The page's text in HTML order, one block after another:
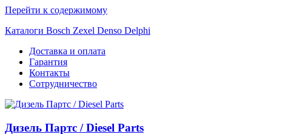
Перейти к содержимому
Каталоги Bosch Zexel Denso Delphi
Доставка и оплата
Гарантия
Контакты
Сотрудничество
Дизель Партс / Diesel Parts